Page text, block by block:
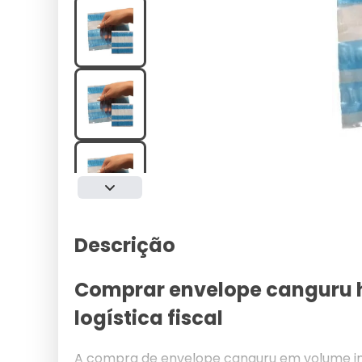
Descrição
Comprar envelope
logística fiscal
A compra de envelope canguru em volume